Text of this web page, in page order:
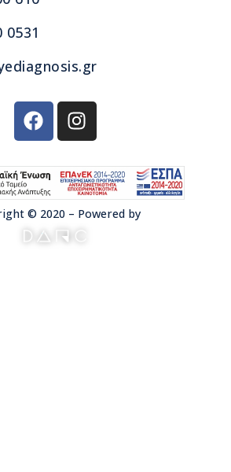
0531
© 2020 – Powered by